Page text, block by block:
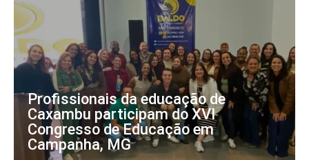
Profissionais da educação de
Caxambu participam do XVI
Congresso de Educação em
Campanha, MG